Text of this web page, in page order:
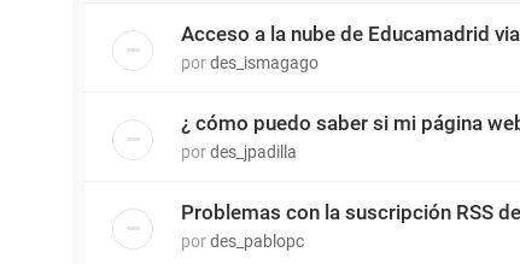
Acceso a la nube de Educamadrid
pordes_ismagago
¿ cómo puedo saber si mi página
pordes_jpadilla
Problemas con la suscripción RSS
pordes_pablopc